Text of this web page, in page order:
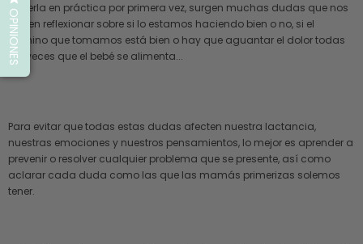
ponerla en práctica por primera vez, surgen muchas dudas que nos
hacen reflexionar sobre si lo estamos haciendo bien o no, si el
camino que tomamos está bien o hay que aguantar el dolor todas
las veces que el bebé se alimenta...
Para evitar que todas estas dudas afecten nuestra lactancia,
nuestras emociones y nuestros pensamientos, lo mejor es aprender a
prevenir o resolver cualquier problema que se presente, así como
aclarar cada duda como las que las mamás primerizas solemos
tener.
OPINIONES